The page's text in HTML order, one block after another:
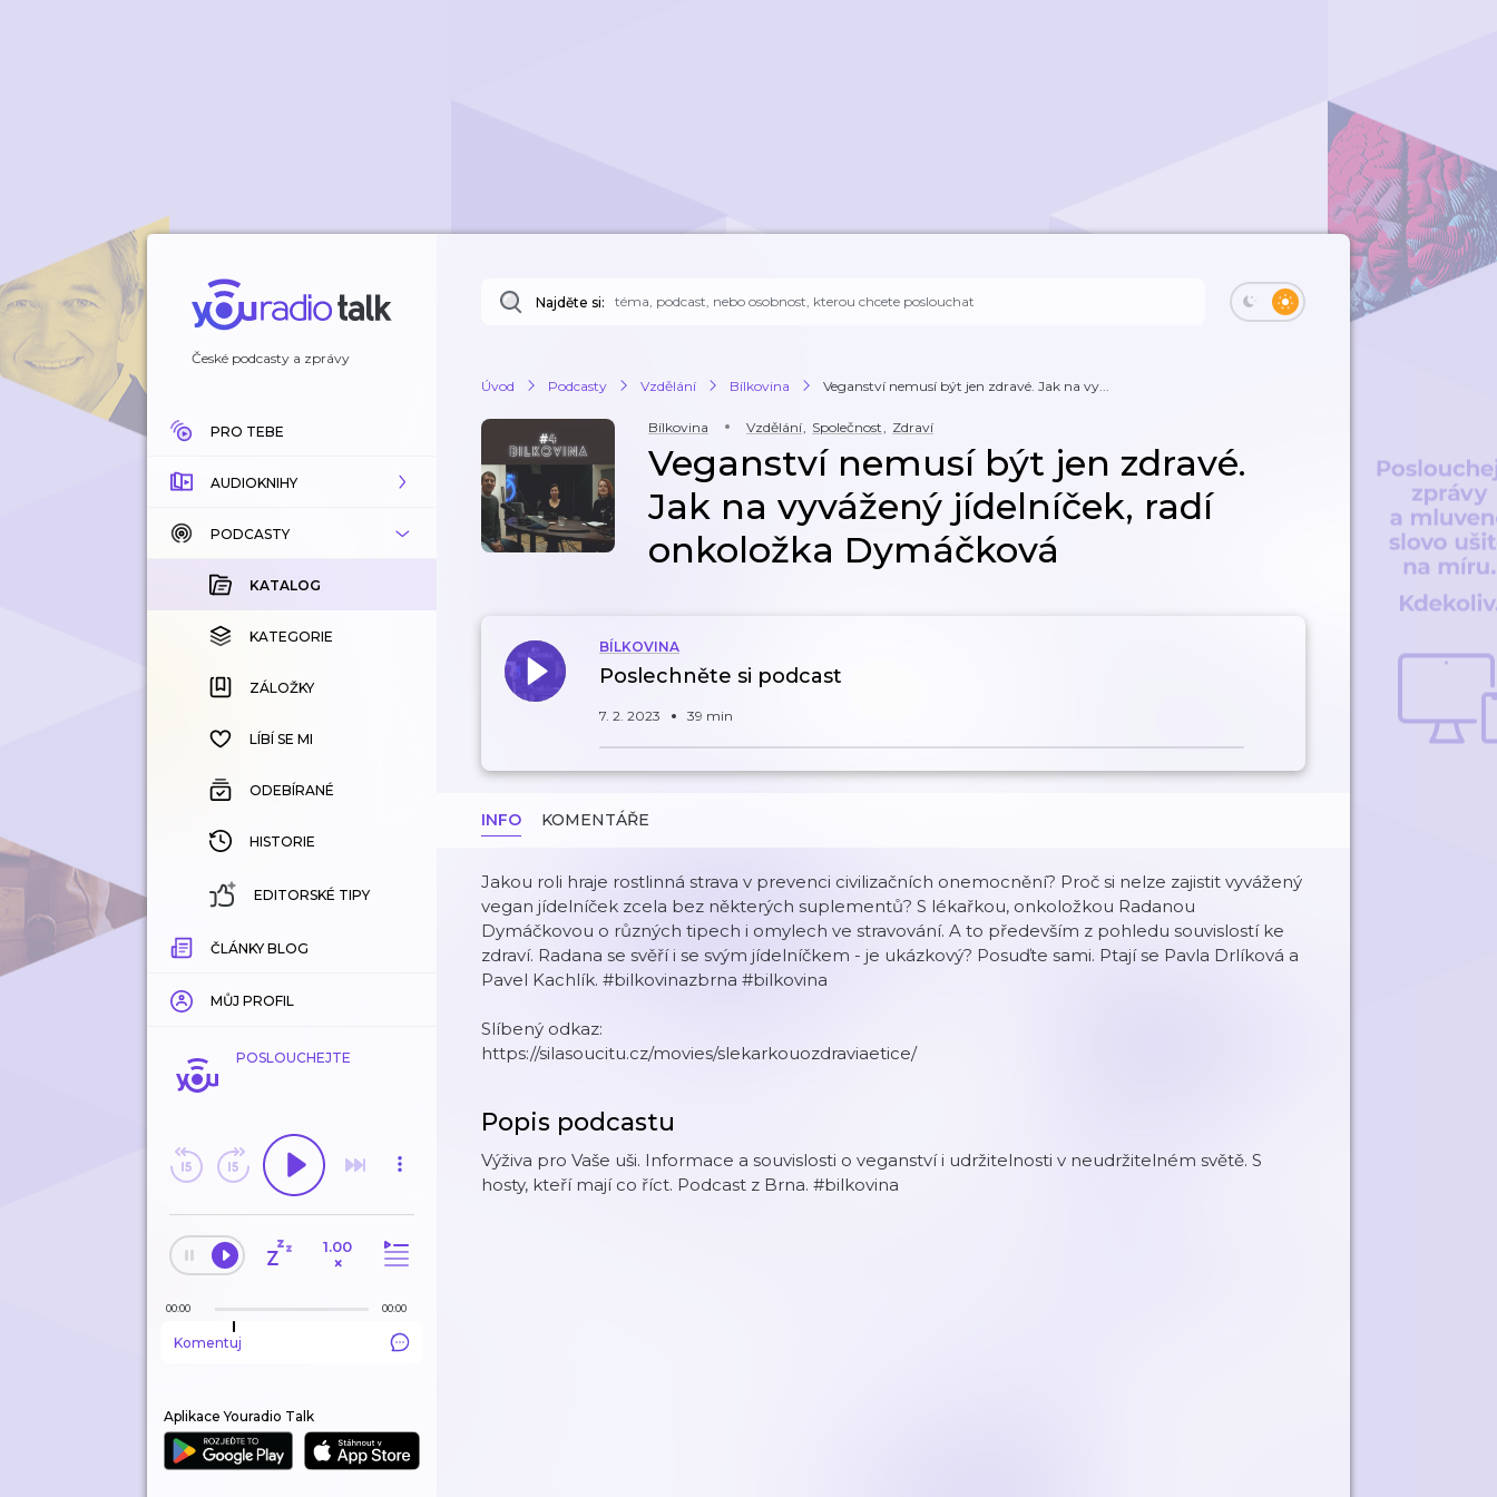
České podcasty a zprávy
PRO TEBE
AUDIOKNIHY
KATALOG
KOUPENÉ
KATEGORIE
ZÁLOŽKY
HISTORIE
PODCASTY
KATALOG
KATEGORIE
ZÁLOŽKY
LÍBÍ SE MI
ODEBÍRANÉ
HISTORIE
EDITORSKÉ TIPY
ČLÁNKY BLOG
MŮJ PROFIL
POSLOUCHEJTE
1.00
×
00:00 00:00
Komentuj
Aplikace Youradio Talk
Najděte si:
Úvod Podcasty Vzdělání Bílkovina Veganství nemusí být jen zdravé. Jak na vy...
Bílkovina Vzdělání, Společnost, Zdraví
Veganství nemusí být jen zdravé.
Jak na vyvážený jídelníček, radí
onkoložka Dymáčková
BÍLKOVINA
Poslechněte si podcast
7. 2. 2023 39 min
INFO KOMENTÁŘE
Jakou roli hraje rostlinná strava v prevenci civilizačních onemocnění? Proč si nelze zajistit vyvážený
vegan jídelníček zcela bez některých suplementů? S lékařkou, onkoložkou Radanou
Dymáčkovou o různých tipech i omylech ve stravování. A to především z pohledu souvislostí ke
zdraví. Radana se svěří i se svým jídelníčkem - je ukázkový? Posuďte sami. Ptají se Pavla Drlíková a
Pavel Kachlík. #bilkovinazbrna #bilkovina
Slíbený odkaz:
https://silasoucitu.cz/movies/slekarkouozdraviaetice/
Popis podcastu
Výživa pro Vaše uši. Informace a souvislosti o veganství i udržitelnosti v neudržitelném světě. S
hosty, kteří mají co říct. Podcast z Brna. #bilkovina